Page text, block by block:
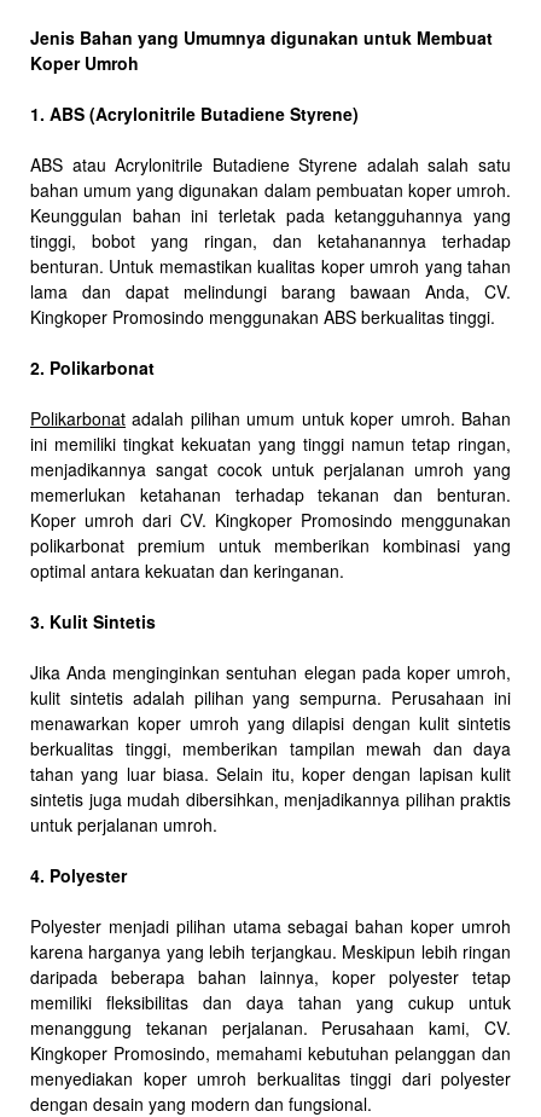
Jenis Bahan yang Umumnya digunakan untuk Membuat
Koper Umroh
1. ABS (Acrylonitrile Butadiene Styrene)
ABS atau Acrylonitrile Butadiene Styrene adalah salah satu
bahan umum yang digunakan dalam pembuatan koper umroh.
Keunggulan bahan ini terletak pada ketangguhannya yang
tinggi, bobot yang ringan, dan ketahanannya terhadap
benturan. Untuk memastikan kualitas koper umroh yang tahan
lama dan dapat melindungi barang bawaan Anda, CV.
Kingkoper Promosindo menggunakan ABS berkualitas tinggi.
2. Polikarbonat
Polikarbonat adalah pilihan umum untuk koper umroh. Bahan
ini memiliki tingkat kekuatan yang tinggi namun tetap ringan,
menjadikannya sangat cocok untuk perjalanan umroh yang
memerlukan ketahanan terhadap tekanan dan benturan.
Koper umroh dari CV. Kingkoper Promosindo menggunakan
polikarbonat premium untuk memberikan kombinasi yang
optimal antara kekuatan dan keringanan.
3. Kulit Sintetis
Jika Anda menginginkan sentuhan elegan pada koper umroh,
kulit sintetis adalah pilihan yang sempurna. Perusahaan ini
menawarkan koper umroh yang dilapisi dengan kulit sintetis
berkualitas tinggi, memberikan tampilan mewah dan daya
tahan yang luar biasa. Selain itu, koper dengan lapisan kulit
sintetis juga mudah dibersihkan, menjadikannya pilihan praktis
untuk perjalanan umroh.
4. Polyester
Polyester menjadi pilihan utama sebagai bahan koper umroh
karena harganya yang lebih terjangkau. Meskipun lebih ringan
daripada beberapa bahan lainnya, koper polyester tetap
memiliki fleksibilitas dan daya tahan yang cukup untuk
menanggung tekanan perjalanan. Perusahaan kami, CV.
Kingkoper Promosindo, memahami kebutuhan pelanggan dan
menyediakan koper umroh berkualitas tinggi dari polyester
dengan desain yang modern dan fungsional.